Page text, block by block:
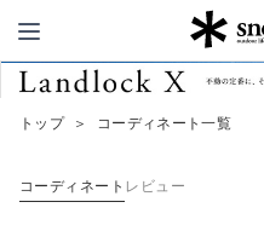
トップ ＞ コーディネート一覧
コーディネート レビュー